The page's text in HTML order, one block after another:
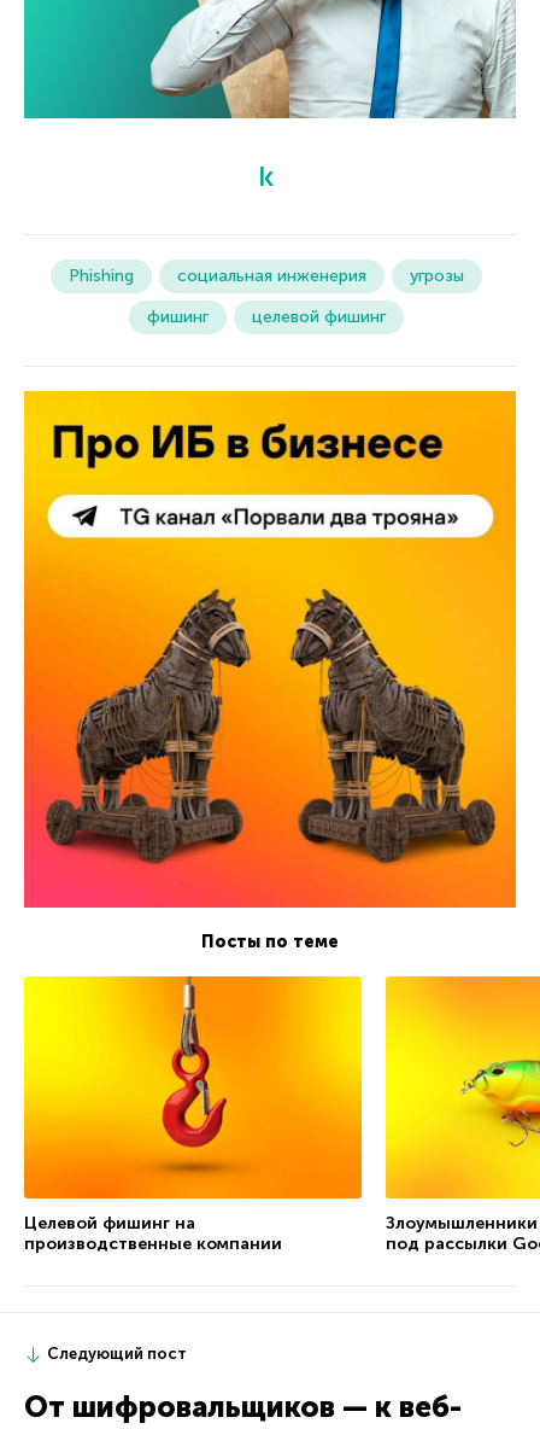
Phishing социальная инженерия
угрозы
фишинг
целевой фишинг
Посты по теме
Целевой фишинг на
производственные компании
под рассылки
Следующий пост
От шифровальщиков — к веб-